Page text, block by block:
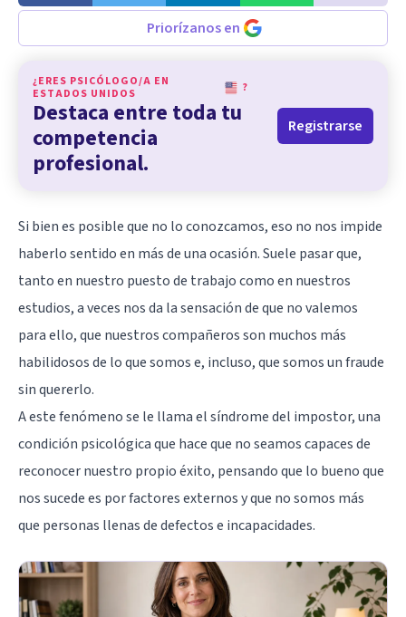
Priorízanos en
¿ERES PSICÓLOGO/A EN
ESTADOS UNIDOS
?
Destaca entre toda tu
competencia
profesional.
Registrarse
Si bien es posible que no lo conozcamos, eso no nos impide
haberlo sentido en más de una ocasión. Suele pasar que,
tanto en nuestro puesto de trabajo como en nuestros
estudios, a veces nos da la sensación de que no valemos
para ello, que nuestros compañeros son muchos más
habilidosos de lo que somos e, incluso, que somos un fraude
sin quererlo.
A este fenómeno se le llama el síndrome del impostor, una
condición psicológica que hace que no seamos capaces de
reconocer nuestro propio éxito, pensando que lo bueno que
nos sucede es por factores externos y que no somos más
que personas llenas de defectos e incapacidades.